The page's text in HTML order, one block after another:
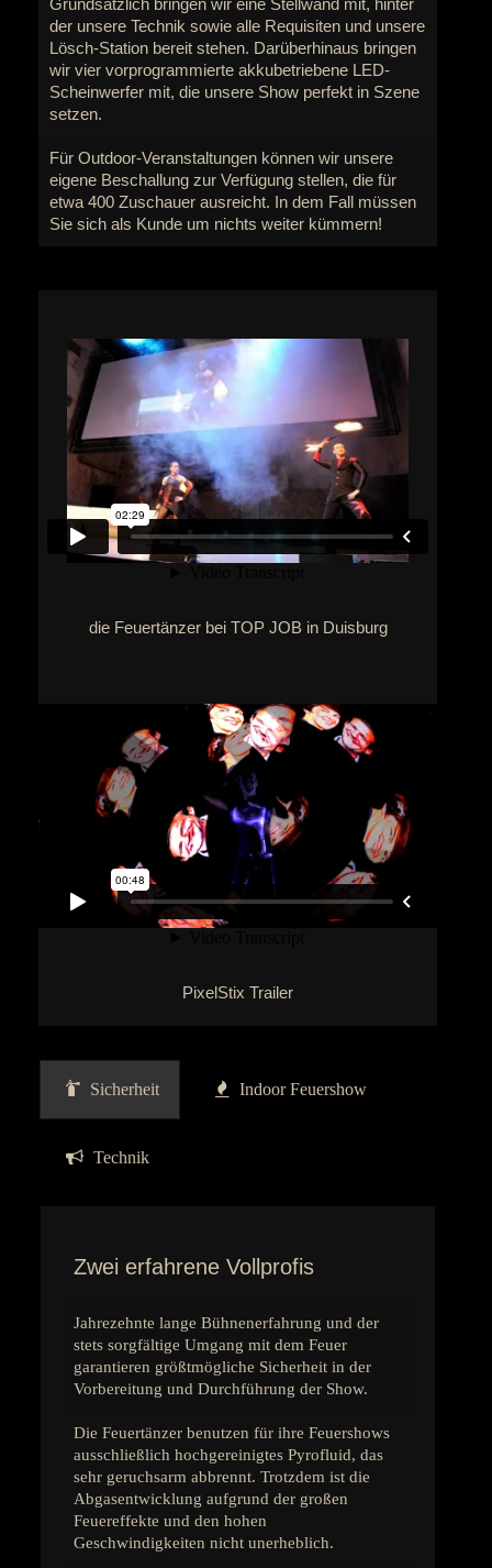
der unsere Technik sowie alle Requisiten und unsere
Lösch-Station bereit stehen. Darüberhinaus bringen
wir vier vorprogrammierte akkubetriebene LED-
Scheinwerfer mit, die unsere Show perfekt in Szene
setzen.
Für Outdoor-Veranstaltungen können wir unsere
eigene Beschallung zur Verfügung stellen, die für
etwa 400 Zuschauer ausreicht. In dem Fall müssen
Sie sich als Kunde um nichts weiter kümmern!
die Feuertänzer bei TOP JOB in Duisburg
PixelStix Trailer
Sicherheit Indoor Feuershow
Technik
Zwei erfahrene Vollprofis
Jahrezehnte lange Bühnenerfahrung und der
stets sorgfältige Umgang mit dem Feuer
garantieren größtmögliche Sicherheit in der
Vorbereitung und Durchführung der Show.
Die Feuertänzer benutzen für ihre Feuershows
ausschließlich hochgereinigtes Pyrofluid, das
sehr geruchsarm abbrennt. Trotzdem ist die
Abgasentwicklung aufgrund der großen
Feuereffekte und den hohen
Geschwindigkeiten nicht unerheblich.